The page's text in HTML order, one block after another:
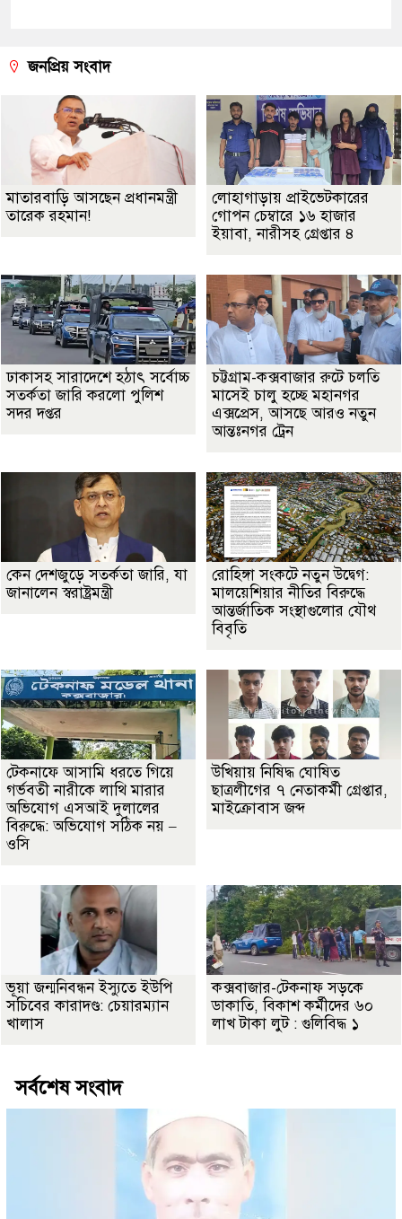
জনপ্রিয় সংবাদ
মাতারবাড়ি আসছেন প্রধানমন্ত্রী
তারেক রহমান!
লোহাগাড়ায় প্রাইভেটকারের
গোপন চেম্বারে ১৬ হাজার
ইয়াবা, নারীসহ গ্রেপ্তার ৪
ঢাকাসহ সারাদেশে হঠাৎ সর্বোচ্চ
সতর্কতা জা‌রি করলো পুলিশ
সদর দপ্তর
চট্টগ্রাম-কক্সবাজার রুটে চলতি
মাসেই চালু হচ্ছে মহানগর
এক্সপ্রেস, আসছে আরও নতুন
আন্তঃনগর ট্রেন
কেন দেশজুড়ে সতর্কতা জারি, যা
জানালেন স্বরাষ্ট্রমন্ত্রী
রোহিঙ্গা সংকটে নতুন উদ্বেগ:
মালয়েশিয়ার নীতির বিরুদ্ধে
আন্তর্জাতিক সংস্থাগুলোর যৌথ
বিবৃতি
টেকনাফে আসামি ধরতে গিয়ে
গর্ভবতী নারীকে লাথি মারার
অভিযোগ এসআই দুলালের
বিরুদ্ধে: অভিযোগ সঠিক নয় –
ওসি
উখিয়ায় নিষিদ্ধ ঘোষিত
ছাত্রলীগের ৭ নেতাকর্মী গ্রেপ্তার,
মাইক্রোবাস জব্দ
ভূয়া জন্মনিবন্ধন ইস্যুতে ইউপি
সচিবের কারাদণ্ড: চেয়ারম্যান
খালাস
কক্সবাজার-টেকনাফ সড়কে
ডাকাতি, বিকাশ কর্মীদের ৬০
লাখ টাকা লুট : গুলিবিদ্ধ ১
সর্বশেষ সংবাদ